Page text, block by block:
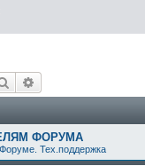
Поиск
ФОРУМА
Тех.поддержка